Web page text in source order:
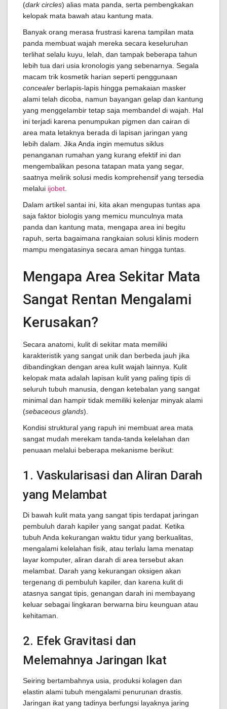
(dark circles) alias mata panda, serta pembengkakan
kelopak mata bawah atau kantung mata.
Banyak orang merasa frustrasi karena tampilan mata
panda membuat wajah mereka secara keseluruhan
terlihat selalu kuyu, lelah, dan tampak beberapa tahun
lebih tua dari usia kronologis yang sebenarnya. Segala
macam trik kosmetik harian seperti penggunaan
concealer berlapis-lapis hingga pemakaian masker
alami telah dicoba, namun bayangan gelap dan kantung
yang menggelambir tetap saja membandel di wajah. Hal
ini terjadi karena penumpukan pigmen dan cairan di
area mata letaknya berada di lapisan jaringan yang
lebih dalam. Jika Anda ingin memutus siklus
penanganan rumahan yang kurang efektif ini dan
mengembalikan pesona tatapan mata yang segar,
saatnya melirik solusi medis komprehensif yang tersedia
melalui ijobet
Dalam artikel santai ini, kita akan mengupas tuntas apa
saja faktor biologis yang memicu munculnya mata
panda dan kantung mata, mengapa area ini begitu
rapuh, serta bagaimana rangkaian solusi klinis modern
mampu mengatasinya secara aman hingga tuntas.
Mengapa Area Sekitar Mata
Sangat Rentan Mengalami
Kerusakan?
Secara anatomi, kulit di sekitar mata memiliki
karakteristik yang sangat unik dan berbeda jauh jika
dibandingkan dengan area kulit wajah lainnya. Kulit
kelopak mata adalah lapisan kulit yang paling tipis di
seluruh tubuh manusia, dengan ketebalan yang sangat
minimal dan hampir tidak memiliki kelenjar minyak alami
(sebaceous glands).
Kondisi struktural yang rapuh ini membuat area mata
sangat mudah merekam tanda-tanda kelelahan dan
penuaan melalui beberapa mekanisme berikut:
1. Vaskularisasi dan Aliran Darah
yang Melambat
Di bawah kulit mata yang sangat tipis terdapat jaringan
pembuluh darah kapiler yang sangat padat. Ketika
tubuh Anda kekurangan waktu tidur yang berkualitas,
mengalami kelelahan fisik, atau terlalu lama menatap
layar komputer, aliran darah di area tersebut akan
melambat. Darah yang kekurangan oksigen akan
tergenang di pembuluh kapiler, dan karena kulit di
atasnya sangat tipis, genangan darah ini membayang
keluar sebagai lingkaran berwarna biru keunguan atau
kehitaman.
2. Efek Gravitasi dan
Melemahnya Jaringan Ikat
Seiring bertambahnya usia, produksi kolagen dan
elastin alami tubuh mengalami penurunan drastis.
Jaringan ikat yang tadinya berfungsi layaknya jaring